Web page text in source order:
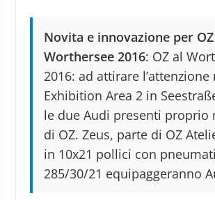
Novita e innovazione per
Worthersee 2016: OZ al
2016: ad attirare l’attenzione
Exhibition Area 2 in
le due Audi presenti proprio
di OZ. Zeus, parte di OZ
in 10x21 pollici con
285/30/21 equipaggeranno